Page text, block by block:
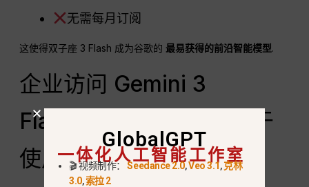
无需每月订阅
这使得双子座 3 Flash 成为谷歌的 最易获得的前沿智能模型.
企业访问 Gemini 3
Flash：基于订阅还是基于
使用？
GlobalGPT
一体化人工智能工作室
🎬 视频制作：Seedance 2.0,Veo 3.1,克林
3.0,索拉 2